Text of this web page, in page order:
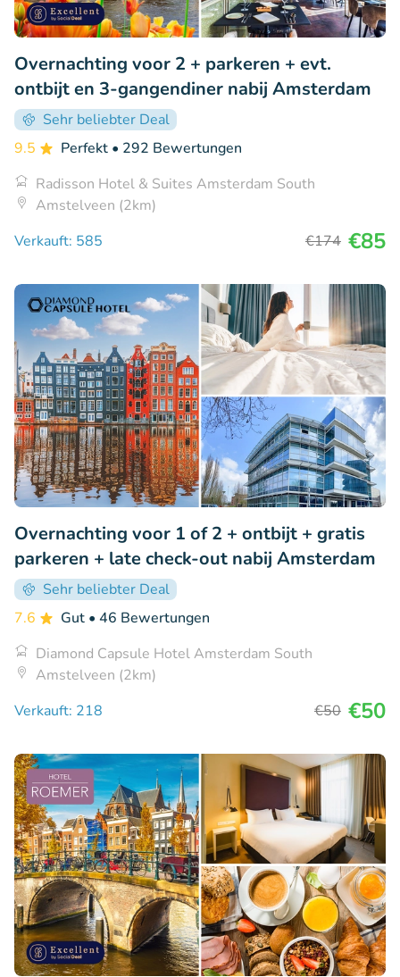
Overnachting voor 2 + parkeren + evt.
ontbijt en 3-gangendiner nabij Amsterdam
Sehr beliebter Deal
9.5
Perfekt • 292 Bewertungen
Radisson Hotel & Suites Amsterdam South
Amstelveen (2km)
Verkauft: 585
€174 €85
Overnachting voor 1 of 2 + ontbijt + gratis
parkeren + late check-out nabij Amsterdam
Sehr beliebter Deal
7.6
Gut • 46 Bewertungen
Diamond Capsule Hotel Amsterdam South
Amstelveen (2km)
Verkauft: 218
€50 €50